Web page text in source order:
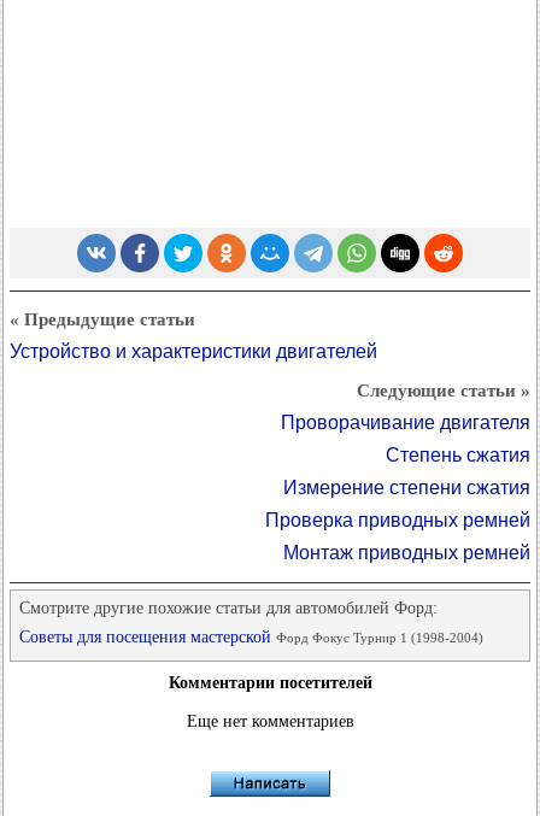
« Предыдущие статьи
Устройство и характеристики двигателей
Следующие статьи »
Проворачивание двигателя
Степень сжатия
Измерение степени сжатия
Проверка приводных ремней
Монтаж приводных ремней
Смотрите другие похожие статьи для автомобилей Форд:
Советы для посещения мастерской Форд Фокус Турнир 1 (1998-2004)
Комментарии посетителей
Еще нет комментариев